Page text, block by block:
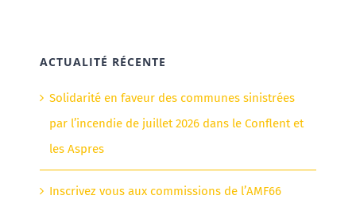
ACTUALITÉ RÉCENTE
Solidarité en faveur des communes sinistrées
par l’incendie de juillet 2026 dans le Conflent et
les Aspres
Inscrivez vous aux commissions de l’AMF66